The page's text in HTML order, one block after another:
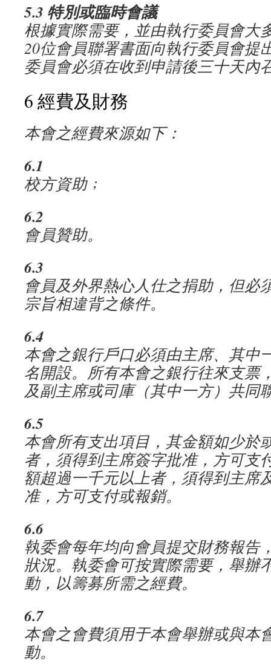
5.3 特別或臨時會議
根據實際需要，並由執行委員會大
20位會員聯署書面向執行委員會提
委員會必須在收到申請後三十天內
6 經費及財務
本會之經費來源如下：
6.1
校方資助﹔
6.2
會員贊助。
6.3
會員及外界熱心人仕之捐助，但必
宗旨相違背之條件。
6.4
本會之銀行戶口必須由主席、其中
名開設。所有本會之銀行往來支票
及副主席或司庫（其中一方）共同
6.5
本會所有支出項目，其金額如少於
者，須得到主席簽字批准，方可支
額超過一千元以上者，須得到主席
准，方可支付或報銷。
6.6
執委會每年均向會員提交財務報告
狀況。執委會可按實際需要，舉辦
動，以籌募所需之經費。
6.7
本會之會費須用于本會舉辦或與本
動。